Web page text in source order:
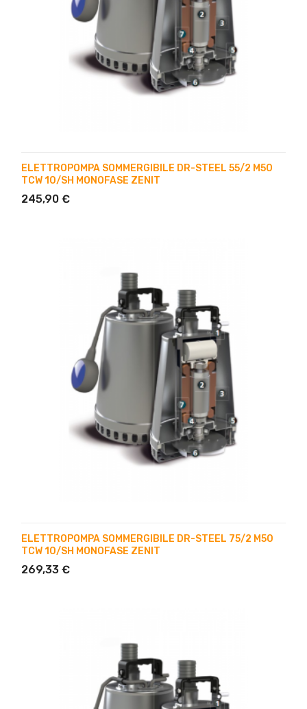
ELETTROPOMPA SOMMERGIBILE DR-STEEL 55/2 M50
TCW 10/SH MONOFASE ZENIT
245,90 €
ELETTROPOMPA SOMMERGIBILE DR-STEEL 75/2 M50
TCW 10/SH MONOFASE ZENIT
269,33 €